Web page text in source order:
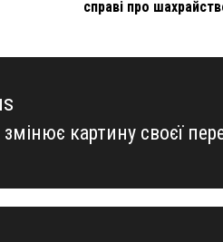
справі про
змінює картину своєї